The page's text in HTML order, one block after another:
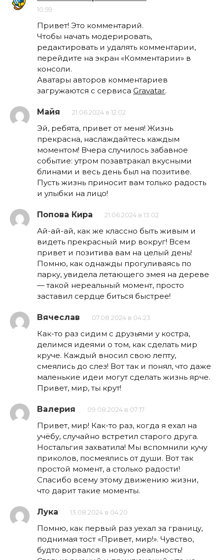
10:59
Привет! Это комментарий.
Чтобы начать модерировать,
редактировать и удалять комментарии,
перейдите на экран «Комментарии» в
консоли.
Аватары авторов комментариев
загружаются с сервиса Gravatar.
Майя 21.06.2024 в 12:02
Эй, ребята, привет от меня! Жизнь
прекрасна, наслаждайтесь каждым
моментом! Вчера случилось забавное
событие: утром позавтракал вкусными
блинами и весь день был на позитиве.
Пусть жизнь приносит вам только радость
и улыбки на лицо!
Попова Кира 21.06.2024 в 13:02
Ай-ай-ай, как же классно быть живым и
видеть прекрасный мир вокруг! Всем
привет и позитива вам на целый день!
Помню, как однажды прогуливаясь по
парку, увидела летающего змея на дереве
— такой нереальный момент, просто
заставил сердце биться быстрее!
Вячеслав 07.08.2024 в 04:23
Как-то раз сидим с друзьями у костра,
делимся идеями о том, как сделать мир
круче. Каждый вносил свою лепту,
смеялись до слез! Вот так и понял, что даже
маленькие идеи могут сделать жизнь ярче.
Привет, мир, ты крут!
Валерия 09.08.2024 в 07:17
Привет, мир! Как-то раз, когда я ехал на
учёбу, случайно встретил старого друга.
Ностальгия захватила! Мы вспомнили кучу
приколов, посмеялись от души. Вот так
простой момент, а столько радости!
Спасибо всему этому движению жизни,
что дарит такие моменты.
Лука 13.08.2024 в 04:20
Помню, как первый раз уехал за границу,
поднимая тост «Привет, мир!». Чувство,
будто ворвался в новую реальность!